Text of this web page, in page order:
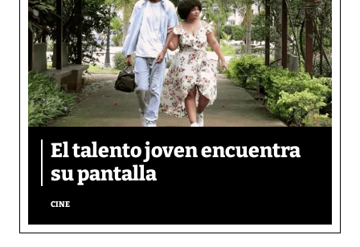
El talento joven encuentra
su pantalla​
CINE